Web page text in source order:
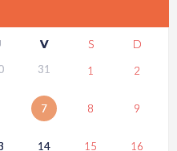
V S D
31 1 2
7 8 9
14 15 16